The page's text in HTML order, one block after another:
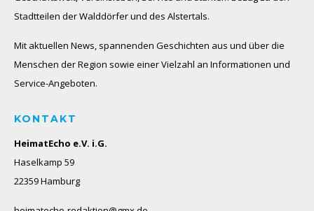
Stadtteilen der Walddörfer und des Alstertals.
Mit aktuellen News, spannenden Geschichten aus und über die
Menschen der Region sowie einer Vielzahl an Informationen und
Service-Angeboten.
KONTAKT
HeimatEcho e.V. i.G.
Haselkamp 59
22359 Hamburg